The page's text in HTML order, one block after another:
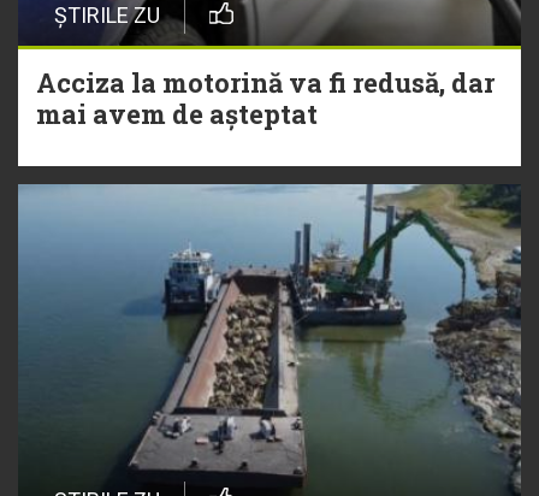
ȘTIRILE ZU
Acciza la motorină va fi redusă, dar
mai avem de așteptat